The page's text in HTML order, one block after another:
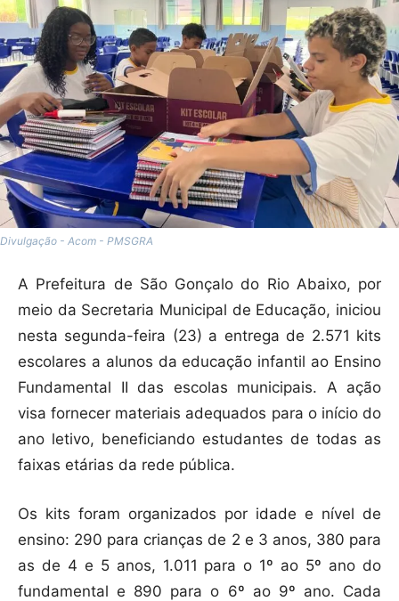
Divulgação - Acom - PMSGRA
A Prefeitura de São Gonçalo do Rio Abaixo, por
meio da Secretaria Municipal de Educação, iniciou
nesta segunda-feira (23) a entrega de 2.571 kits
escolares a alunos da educação infantil ao Ensino
Fundamental II das escolas municipais. A ação
visa fornecer materiais adequados para o início do
ano letivo, beneficiando estudantes de todas as
faixas etárias da rede pública.
Os kits foram organizados por idade e nível de
ensino: 290 para crianças de 2 e 3 anos, 380 para
as de 4 e 5 anos, 1.011 para o 1º ao 5º ano do
fundamental e 890 para o 6º ao 9º ano. Cada